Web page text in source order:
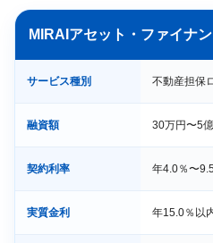
MIRAIアセット・ファイナ
サービス種別 不動産担保
融資額 30万円〜5
契約利率 年4.0％〜
実質金利 年15.0％以